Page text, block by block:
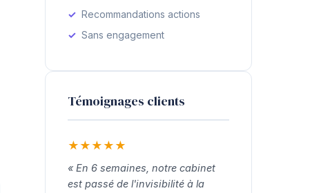
Recommandations actions
Sans engagement
Témoignages clients
★ ★ ★ ★ ★
« En 6 semaines, notre cabinet
est passé de l'invisibilité à la